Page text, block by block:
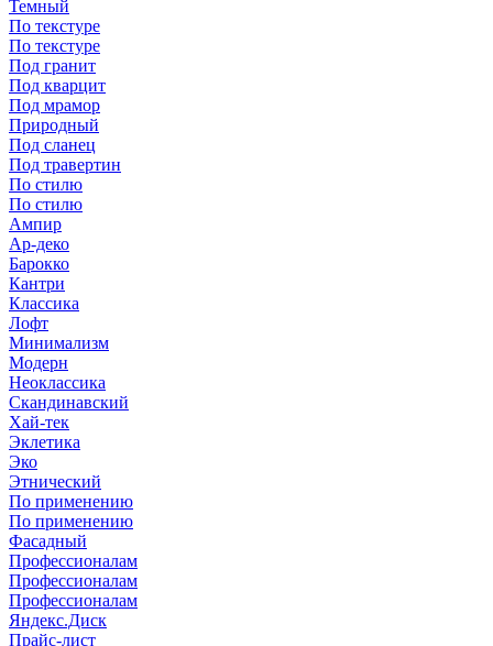
Темный
По текстуре
По текстуре
Под гранит
Под кварцит
Под мрамор
Природный
Под сланец
Под травертин
По стилю
По стилю
Ампир
Ар-деко
Барокко
Кантри
Классика
Лофт
Минимализм
Модерн
Неоклассика
Скандинавский
Хай-тек
Эклетика
Эко
Этнический
По применению
По применению
Фасадный
Профессионалам
Профессионалам
Профессионалам
Яндекс.Диск
Прайс-лист